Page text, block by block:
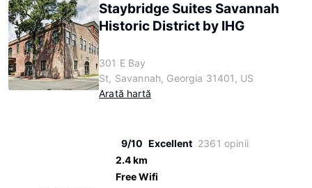
Staybridge Suites Savannah
Historic District by IHG
301 E Bay
St, Savannah, Georgia 31401, US
Arată hartă
9/10 Excellent 2361 opinii
2.4 km
Free Wifi